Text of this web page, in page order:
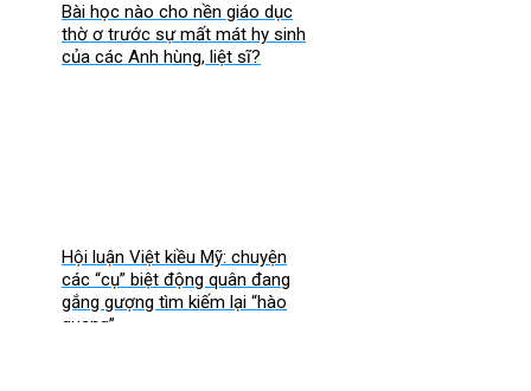
Bài học nào cho nền giáo dục
thờ ơ trước sự mất mát hy sinh
của các Anh hùng, liệt sĩ?
Hội luận Việt kiều Mỹ: chuyện
các “cụ” biệt động quân đang
gắng gượng tìm kiếm lại “hào
quang”